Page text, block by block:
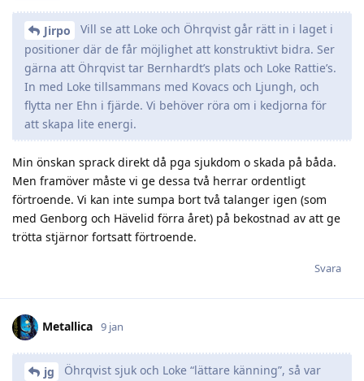
Jirpo
Vill se att Loke och Öhrqvist går rätt in i laget i
positioner där de får möjlighet att konstruktivt bidra. Ser
gärna att Öhrqvist tar Bernhardt’s plats och Loke Rattie’s.
In med Loke tillsammans med Kovacs och Ljungh, och
flytta ner Ehn i fjärde. Vi behöver röra om i kedjorna för
att skapa lite energi.
Min önskan sprack direkt då pga sjukdom o skada på båda.
Men framöver måste vi ge dessa två herrar ordentligt
förtroende. Vi kan inte sumpa bort två talanger igen (som
med Genborg och Hävelid förra året) på bekostnad av att ge
trötta stjärnor fortsatt förtroende.
Svara
Metallica 9 jan
jg
Öhrqvist sjuk och Loke “lättare känning”, så var